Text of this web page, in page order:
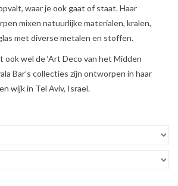
waar je ook gaat of staat. Haar
mixen natuurlijke materialen, kralen,
met diverse metalen en stoffen.
ook wel de ‘Art Deco van het Midden
Bar’s collecties zijn ontworpen in haar
wijk in Tel Aviv, Israel.